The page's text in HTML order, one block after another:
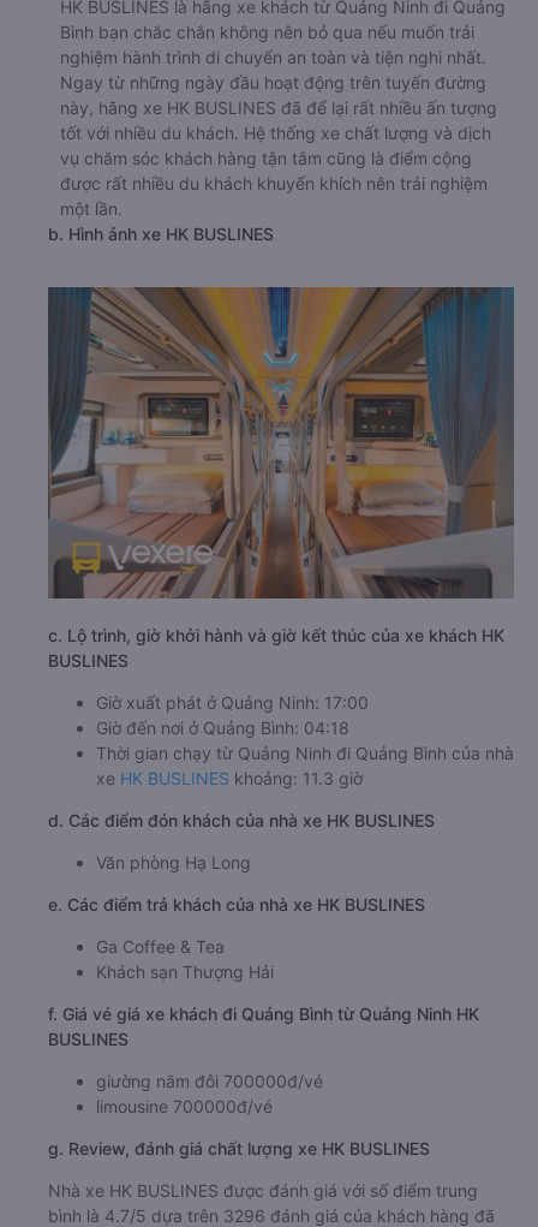
HK BUSLINES là hãng xe khách từ Quảng Ninh đi Quảng
Bình bạn chắc chắn không nên bỏ qua nếu muốn trải
nghiệm hành trình di chuyển an toàn và tiện nghi nhất.
Ngay từ những ngày đầu hoạt động trên tuyến đường
này, hãng xe HK BUSLINES đã để lại rất nhiều ấn tượng
tốt với nhiều du khách. Hệ thống xe chất lượng và dịch
vụ chăm sóc khách hàng tận tâm cũng là điểm cộng
được rất nhiều du khách khuyến khích nên trải nghiệm
một lần.
b. Hình ảnh xe HK BUSLINES
c. Lộ trình, giờ khởi hành và giờ kết thúc của xe khách HK
BUSLINES
Giờ xuất phát ở Quảng Ninh: 17:00
Giờ đến nơi ở Quảng Bình: 04:18
Thời gian chạy từ Quảng Ninh đi Quảng Bình của nhà
xe HK BUSLINES khoảng: 11.3 giờ
d. Các điểm đón khách của nhà xe HK BUSLINES
Văn phòng Hạ Long
e. Các điểm trả khách của nhà xe HK BUSLINES
Ga Coffee & Tea
Khách sạn Thượng Hải
f. Giá vé giá xe khách đi Quảng Bình từ Quảng Ninh HK
BUSLINES
giường nằm đôi 700000đ/vé
limousine 700000đ/vé
g. Review, đánh giá chất lượng xe HK BUSLINES
Nhà xe HK BUSLINES được đánh giá với số điểm trung
bình là 4.7/5 dựa trên 3296 đánh giá của khách hàng đã